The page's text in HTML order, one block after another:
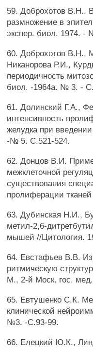
59. Доброхотов В.Н.,
размножение в
экспер. биол. 1974. -
60. Доброхотов В.Н.,
Никанорова Р.И.,
периодичность
биол. -1964а. № 3. -
61. Долинский Г.А.,
интенсивность
желудка при
-№ 5. С.521-524.
62. Донцов В.И.
межклеточной
существования
пролиферации
63. Дубинская Н.И.,
метил-2,6-
мышей //Цитология.
64. Евстафьев В.В.
ритмическую
М., 2-й Моск. гос.
65. Евтушенко С.К.
клинической
№3. -С.93-99.
66. Елецкий Ю.К.,